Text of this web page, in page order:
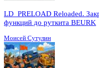
LD_PRELOAD Reloaded.
функций до руткита BEURK
Моисей Сутулин